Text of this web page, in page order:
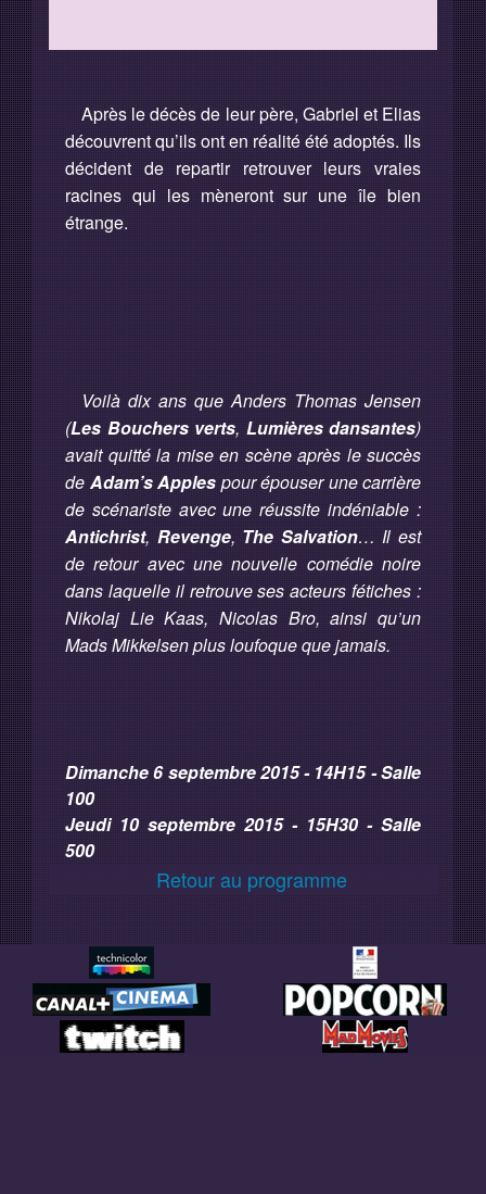
Après le décès de leur père, Gabriel et Elias
découvrent qu’ils ont en réalité été adoptés. Ils
décident de repartir retrouver leurs vraies
racines qui les mèneront sur une île bien
étrange.
Voilà dix ans que Anders Thomas Jensen
(Les Bouchers verts, Lumières dansantes)
avait quitté la mise en scène après le succès
deAdam’s Apples pour épouser une carrière
de scénariste avec une réussite indéniable :
Antichrist, Revenge, The Salvation… Il est
de retour avec une nouvelle comédie noire
dans laquelle il retrouve ses acteurs fétiches :
Nikolaj Lie Kaas, Nicolas Bro, ainsi qu’un
Mads Mikkelsen plus loufoque que jamais.
Dimanche 6 septembre 2015 - 14H15 - Salle
100
Jeudi 10 septembre 2015 - 15H30 - Salle
500
Retour au programme